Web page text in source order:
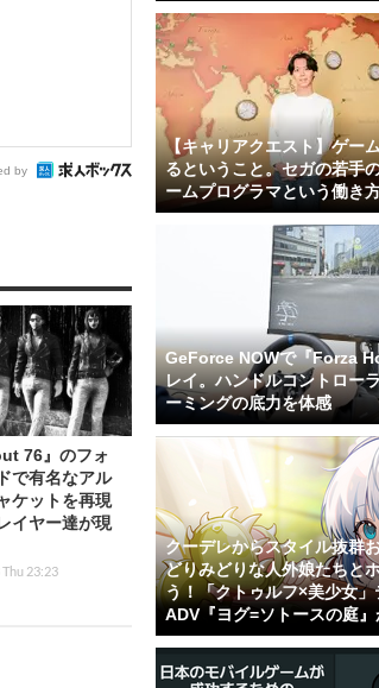
by
76』のフォ
で有名なアル
ケットを再現
イヤー達が現
Thu 23:23
【キャリアクエスト】ゲー
るということ。セガの若手
ームプログラマという働き
GeForce NOWで『Forza
レイ。ハンドルコントロー
ーミングの底力を体感
クーデレからスタイル抜群
どりみどりな人外娘たちと
う！「クトゥルフ×美少女」
ADV『ヨグ=ソトースの庭